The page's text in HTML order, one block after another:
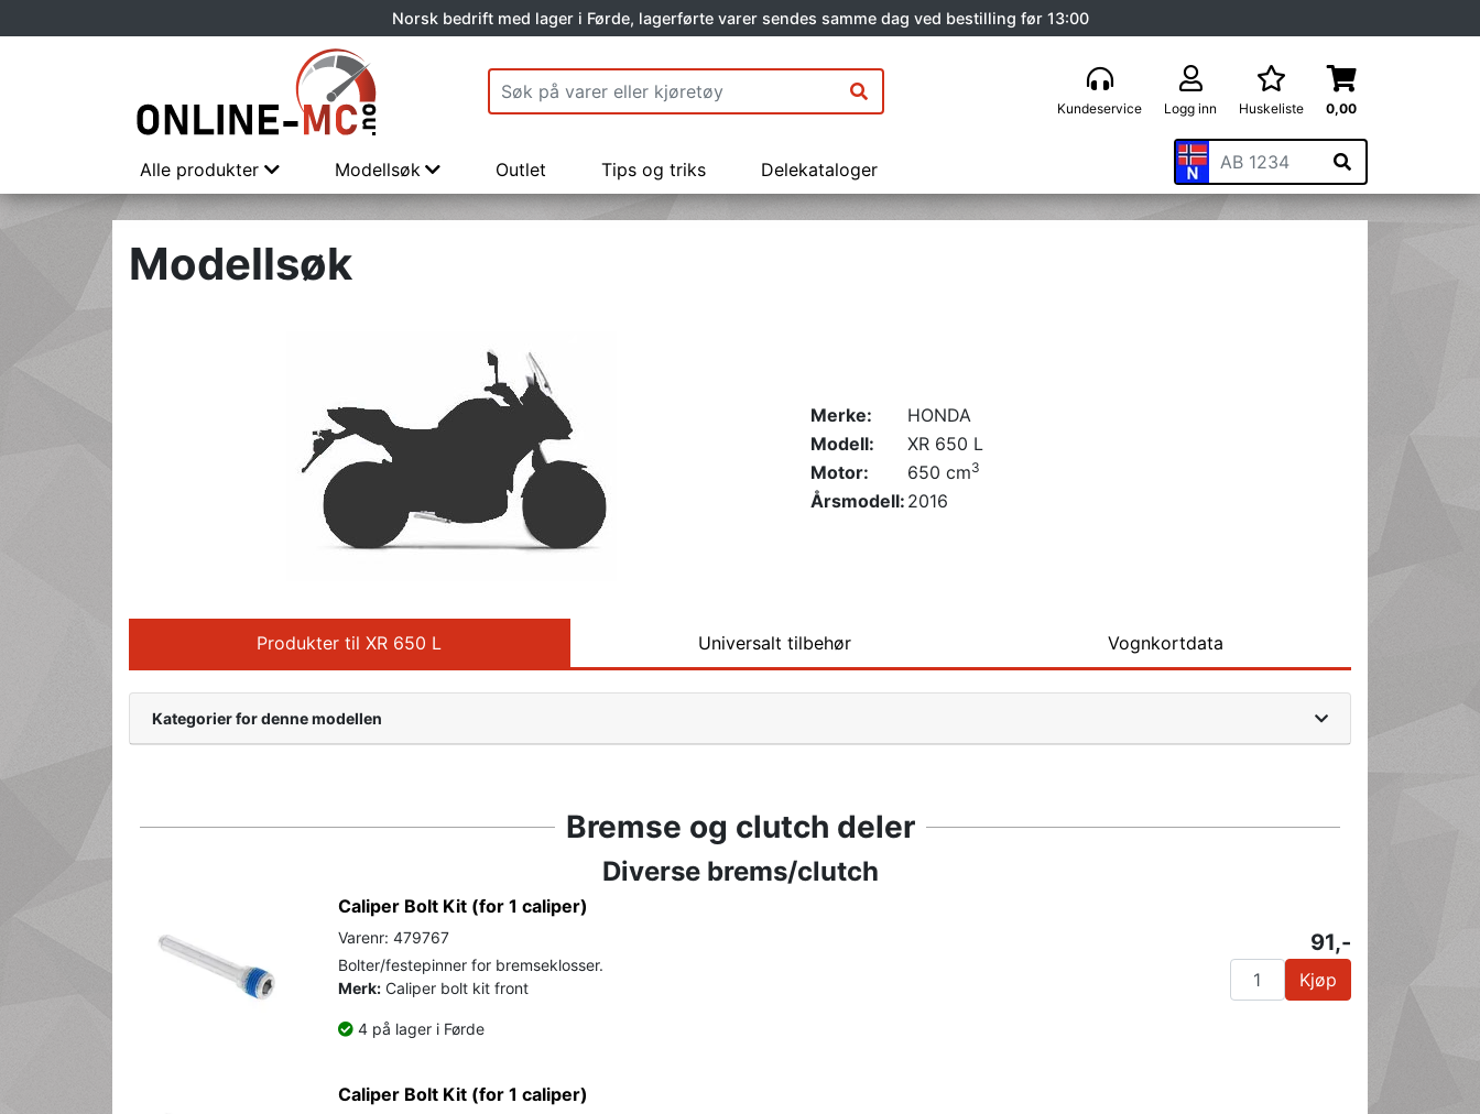
Norsk bedrift med lager i Førde, lagerførte varer sendes samme dag ved bestilling før 13:00
Kundeservice Logg inn Huskeliste 0,00
Alle produkter Modellsøk Outlet Tips og triks Delekataloger
Modellsøk
Merke:
HONDA
Modell:
XR 650 L
Motor:
650 cm3
Årsmodell: 2016
Produkter til XR 650 L Universalt tilbehør Vognkortdata
Kategorier for denne modellen
Bremse og clutch deler
Diverse brems/clutch
Caliper Bolt Kit (for 1 caliper)
Varenr: 479767
Bolter/festepinner for bremseklosser.
Merk: Caliper bolt kit front
4 på lager i Førde
91,-
Kjøp
Caliper Bolt Kit (for 1 caliper)